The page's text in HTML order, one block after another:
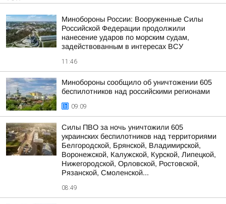
Минобороны России: Вооруженные Силы
Российской Федерации продолжили
нанесение ударов по морским судам,
задействованным в интересах ВСУ
11:46
Минобороны сообщило об уничтожении 605
беспилотников над российскими регионами
09:09
Силы ПВО за ночь уничтожили 605
украинских беспилотников над территориями
Белгородской, Брянской, Владимирской,
Воронежской, Калужской, Курской, Липецкой,
Нижегородской, Орловской, Ростовской,
Рязанской, Смоленской...
08:49